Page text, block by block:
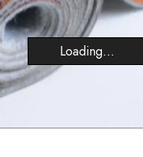
Loading...